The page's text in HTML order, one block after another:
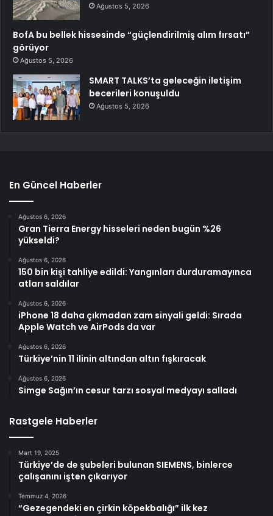
Ağustos 5, 2026
BofA bu bellek hissesinde “güçlendirilmiş alım fırsatı”
görüyor
Ağustos 5, 2026
SMART TALKS’ta geleceğin iletişim
becerileri konuşuldu
Ağustos 5, 2026
En Güncel Haberler
Ağustos 6, 2026
Gran Tierra Energy hisseleri neden bugün %26
yükseldi?
Ağustos 6, 2026
150 bin kişi tahliye edildi: Yangınları durduramayınca
atları saldılar
Ağustos 6, 2026
iPhone 18 daha çıkmadan zam sinyali geldi: Sırada
Apple Watch ve AirPods da var
Ağustos 6, 2026
Türkiye’nin 11 ilinin altından altın fışkıracak
Ağustos 6, 2026
Simge Sağın’ın cesur tarzı sosyal medyayı salladı
Rastgele Haberler
Mart 19, 2025
Türkiye’de de şubeleri bulunan SIEMENS, binlerce
çalışanını işten çıkarıyor
Temmuz 4, 2026
“Gezegendeki en çirkin köpekbalığı” ilk kez